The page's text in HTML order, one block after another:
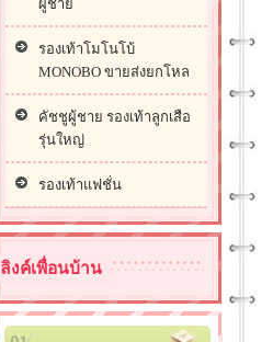
ผู้ชาย
รองเท้าโมโนโบ้
MONOBO ขายส่งยกโหล
คัชชูผู้ชาย รองเท้าลูกเสือ
รุ่นใหญ่
รองเท้าแฟชั่น
ลิงค์เพื่อนบ้าน